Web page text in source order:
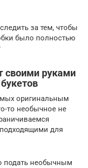
за тем, чтобы
было полностью
своими руками
оригинальным
то необычное не
для
подать необычным